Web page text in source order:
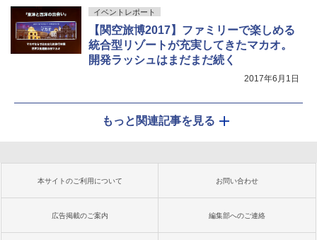
イベントレポート
【関空旅博2017】ファミリーで楽しめる
統合型リゾートが充実してきたマカオ。
開発ラッシュはまだまだ続く
2017年6月1日
もっと関連記事を見る
本サイトのご利用について お問い合わせ
広告掲載のご案内 編集部へのご連絡